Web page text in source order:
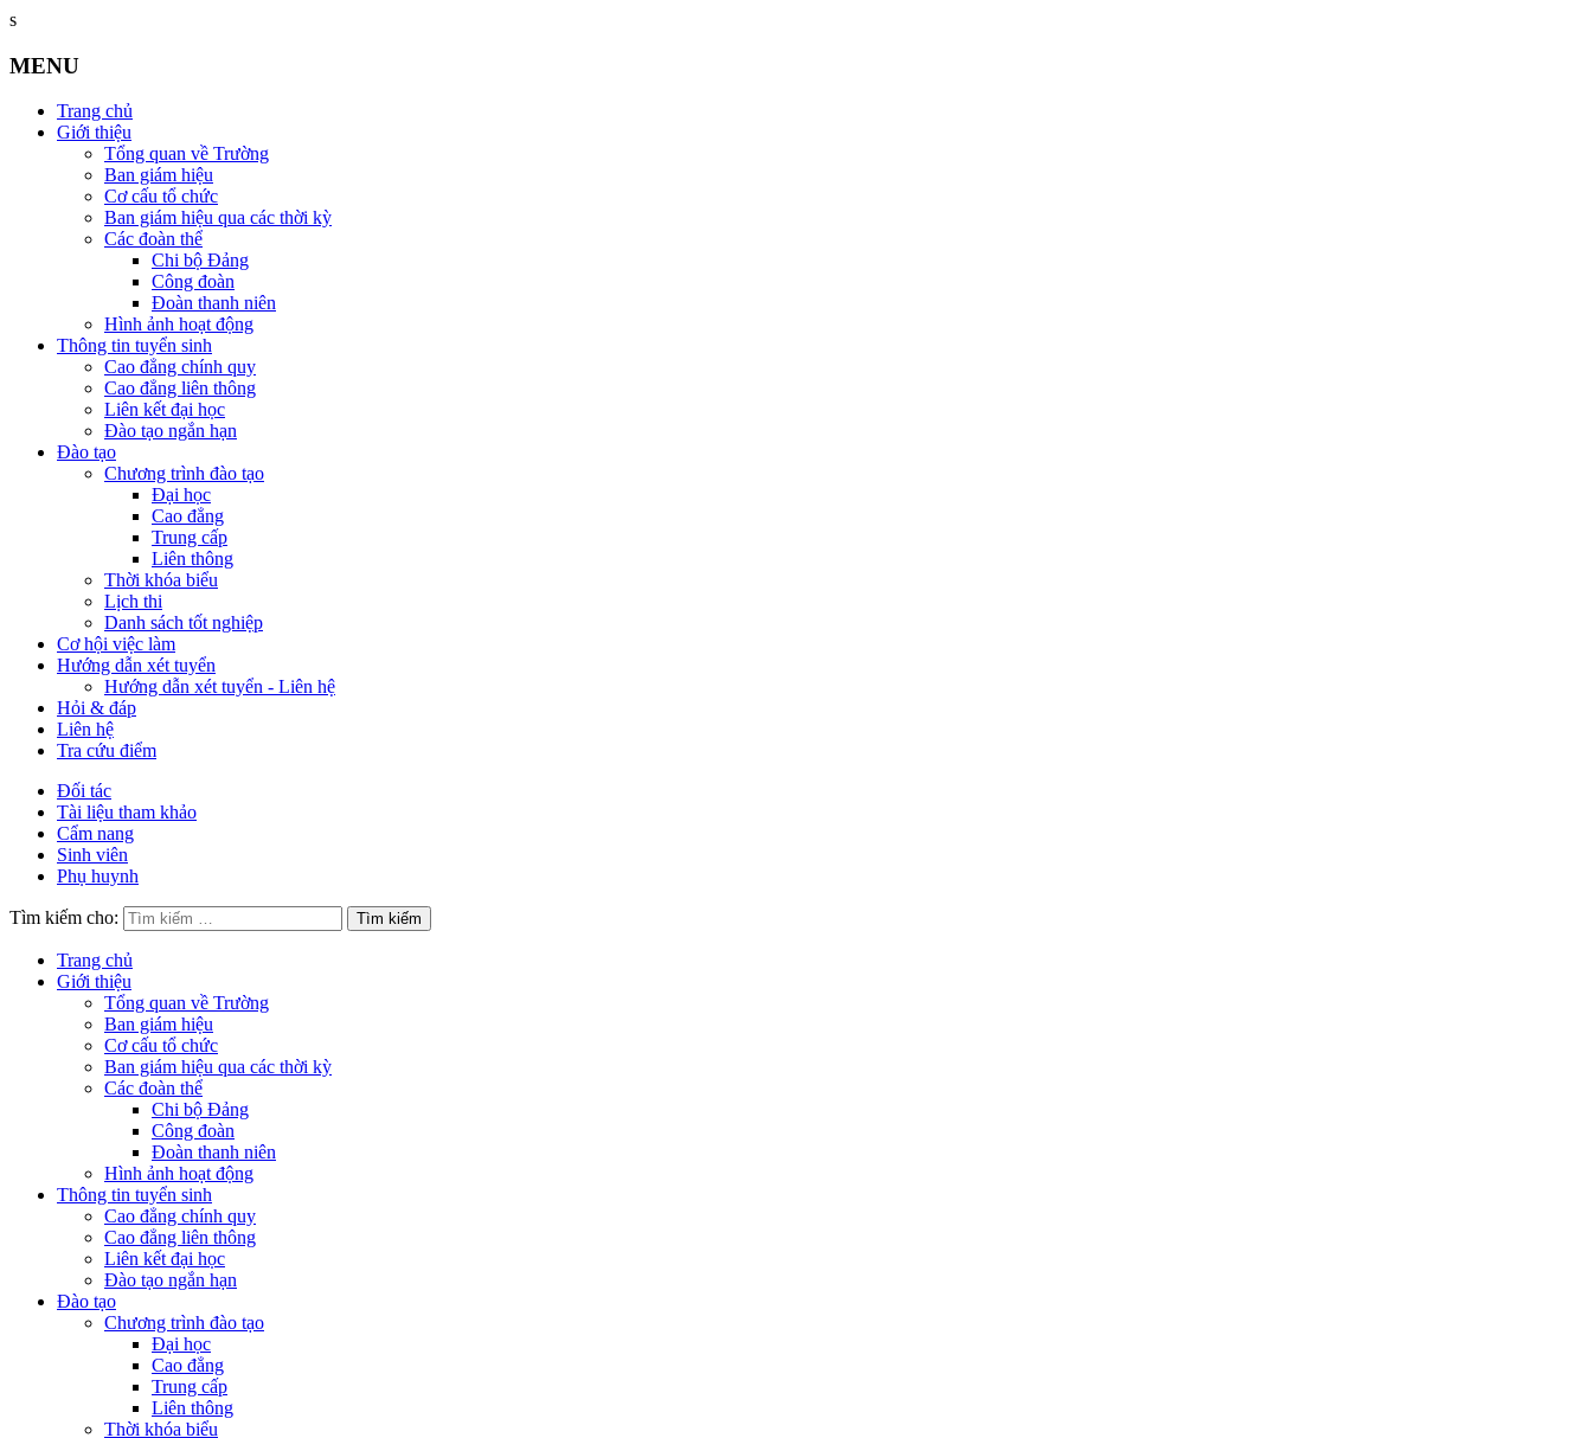
s
MENU
Trang chủ
Giới thiệu
Tổng quan về Trường
Ban giám hiệu
Cơ cấu tổ chức
Ban giám hiệu qua các thời kỳ
Các đoàn thể
Chi bộ Đảng
Công đoàn
Đoàn thanh niên
Hình ảnh hoạt động
Thông tin tuyển sinh
Cao đẳng chính quy
Cao đẳng liên thông
Liên kết đại học
Đào tạo ngắn hạn
Đào tạo
Chương trình đào tạo
Đại học
Cao đẳng
Trung cấp
Liên thông
Thời khóa biểu
Lịch thi
Danh sách tốt nghiệp
Cơ hội việc làm
Hướng dẫn xét tuyển
Hướng dẫn xét tuyển - Liên hệ
Hỏi & đáp
Liên hệ
Tra cứu điểm
Đối tác
Tài liệu tham khảo
Cẩm nang
Sinh viên
Phụ huynh
Tìm kiếm cho:
Trang chủ
Giới thiệu
Tổng quan về Trường
Ban giám hiệu
Cơ cấu tổ chức
Ban giám hiệu qua các thời kỳ
Các đoàn thể
Chi bộ Đảng
Công đoàn
Đoàn thanh niên
Hình ảnh hoạt động
Thông tin tuyển sinh
Cao đẳng chính quy
Cao đẳng liên thông
Liên kết đại học
Đào tạo ngắn hạn
Đào tạo
Chương trình đào tạo
Đại học
Cao đẳng
Trung cấp
Liên thông
Thời khóa biểu